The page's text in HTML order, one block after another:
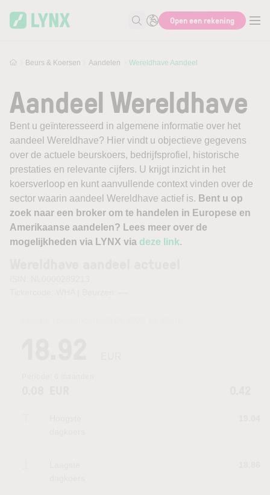
Zoek naar informatie
Open een rekening
Beurs & Koersen Aandelen Wereldhave Aandeel
Aandeel Wereldhave
Bent u geïnteresseerd in algemene informatie over het
aandeel Wereldhave? Hier vindt u objectieve gegevens
over de actuele beurskoers, bedrijfsprofiel, historische
prestaties en relevante cijfers. U krijgt inzicht in het
koersverloop en kunt aanvullende context vinden over de
sector waarin aandeel Wereldhave actief is. Bent u op
zoek naar een broker om te handelen in Europese en
Amerikaanse aandelen? Lees meer over de
mogelijkheden via LYNX via deze link.